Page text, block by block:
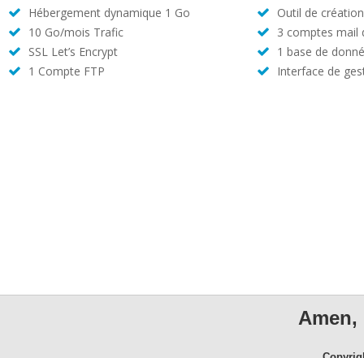
Hébergement dynamique 1 Go
Outil de
10 Go/mois Trafic
3 comptes mail
SSL Let’s Encrypt
1 base de
1 Compte FTP
Interface de